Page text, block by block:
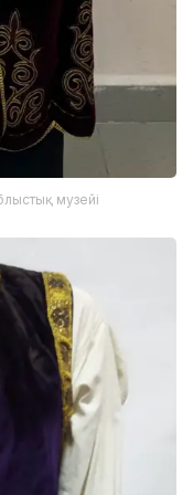
музейі